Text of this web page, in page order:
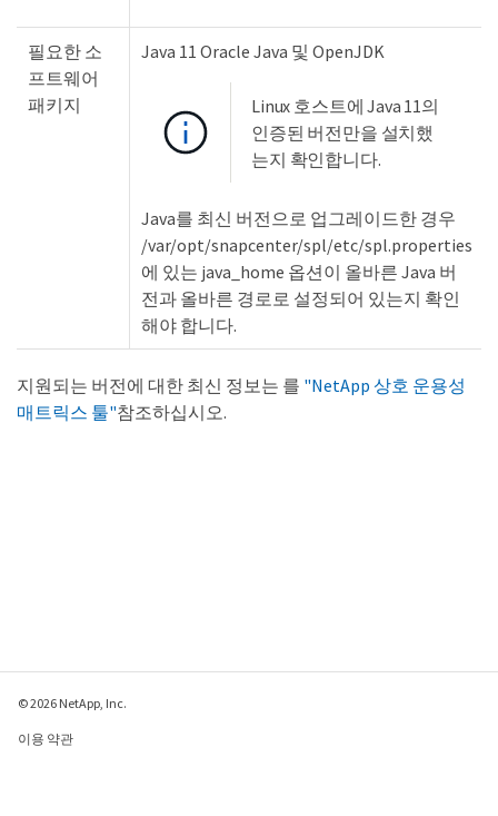
필요한 소
프트웨어
패키지
Java 11 Oracle Java 및 OpenJDK
Linux 호스트에 Java 11의
인증된 버전만을 설치했
는지 확인합니다.
Java를 최신 버전으로 업그레이드한 경우
/var/opt/snapcenter/spl/etc/spl.properties
에 있는 java_home 옵션이 올바른 Java 버
전과 올바른 경로로 설정되어 있는지 확인
해야 합니다.
지원되는 버전에 대한 최신 정보는 를 "NetApp 상호 운용성
매트릭스 툴"참조하십시오.
© 2026 NetApp, Inc.
이용 약관